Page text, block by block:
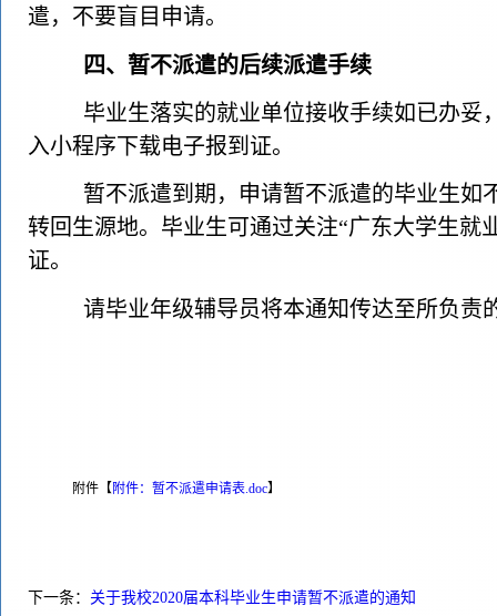
遣，不要盲目申请。
四、暂不派遣的后续派遣手续
毕业生落实的就业单位接收手续如已办妥
入小程序下载电子报到证。
暂不派遣到期，申请暂不派遣的毕业生如
转回生源地。毕业生可通过关注“广东大学生
证。
请毕业年级辅导员将本通知传达至所负责
附件【附件：暂不派遣申请表.doc】
下一条： 关于我校2020届本科毕业生申请暂不派遣的通知